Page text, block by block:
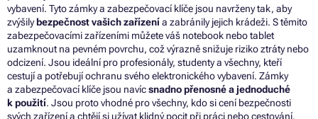
vybavení. Tyto zámky a zabezpečovací klíče jsou navrženy tak, aby
zvýšilybezpečnost vašich zařízenía zabránily jejich krádeži. S těmito
zabezpečovacími zařízeními můžete váš notebook nebo tablet
uzamknout na pevném povrchu, což výrazně snižuje riziko ztráty nebo
odcizení. Jsou ideální pro profesionály, studenty a všechny, kteří
cestují a potřebují ochranu svého elektronického vybavení. Zámky
a zabezpečovací klíče jsou navícsnadno přenosné a jednoduché
k použití. Jsou proto vhodné pro všechny, kdo si cení bezpečnosti
svých zařízení a chtějí si užívat klidný pocit při práci nebo cestování.